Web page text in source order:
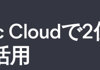
Cloudで
用